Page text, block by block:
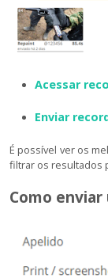
Acessar
Enviar
É possível ver os
filtrar os resultados
Como